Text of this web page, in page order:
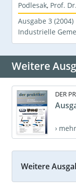
Podlesak, Prof.
Ausgabe 3 (2004)
Industrielle
Weitere
DER
›
Weitere